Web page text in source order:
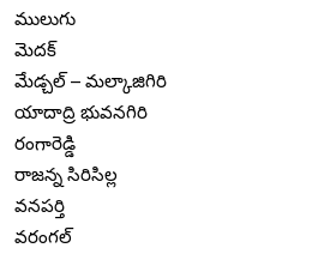
ములుగు
మెదక్
మేడ్చల్ – మల్కాజిగిరి
యాదాద్రి భువనగిరి
రంగారెడ్డి
రాజన్న సిరిసిల్ల
వనపర్తి
వరంగల్